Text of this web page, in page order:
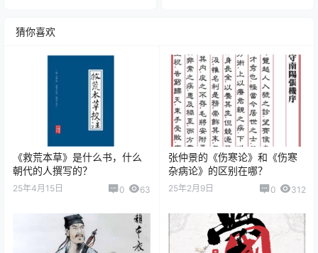
猜你喜欢
《救荒本草》是什么书，什么
朝代的人撰写的？
25年4月15日 0 63
张仲景的《伤寒论》和《伤寒
杂病论》的区别在哪？
25年2月9日 0 312